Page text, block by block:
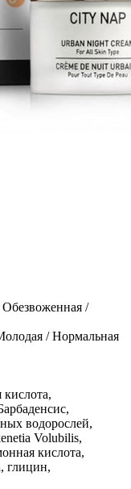
/
/ Нормальная
кислота,
водорослей,
Volubilis,
кислота,
глицин,